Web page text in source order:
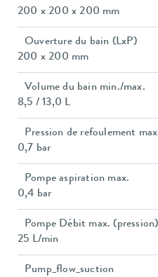
200 x 200 x 200 mm
Ouverture du bain (LxP)
200 x 200 mm
Volume du bain min./max.
8,5 / 13,0 L
Pression de refoulement
0,7 bar
Pompe aspiration max.
0,4 bar
Pompe Débit max. (pression)
25 L/min
Pump_flow_suction